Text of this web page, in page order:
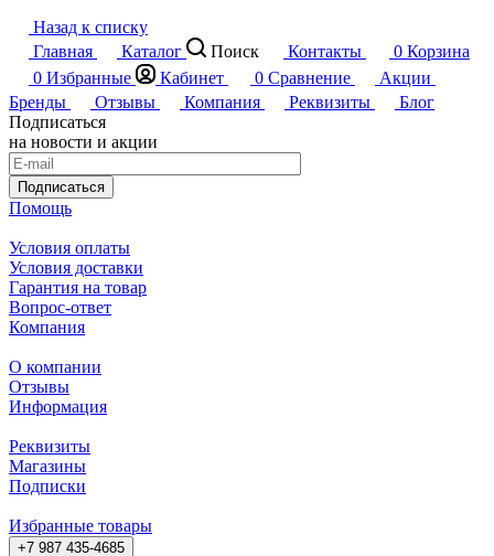
Назад к списку
Главная
Каталог Поиск Контакты 0 Корзина
0 Избранные Кабинет 0 Сравнение
Акции
Бренды
Отзывы Компания Реквизиты
Блог
Подписаться
на новости и акции
Подписаться
Помощь
Условия оплаты
Условия доставки
Гарантия на товар
Вопрос-ответ
Компания
О компании
Отзывы
Информация
Реквизиты
Магазины
Подписки
Избранные товары
+7 987 435-4685